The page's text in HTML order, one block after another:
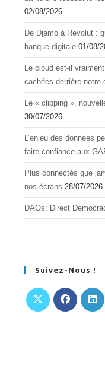
02/08/2026
De Djamo à Revolut :
banque digitale 01/08/
Le cloud est-il
cachées derrière notre
Le « clipping »,
30/07/2026
L’enjeu des données
faire confiance aux
Plus connectés que
nos écrans 28/07/2026
DAOs: Direct
Suivez-Nous !